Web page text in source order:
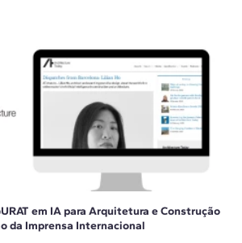
em IA para Arquitetura e Construção
da Imprensa Internacional